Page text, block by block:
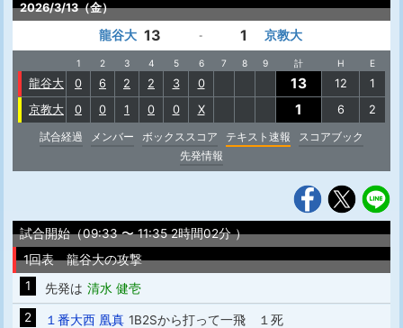
2026/3/13（金）
龍谷大 13 - 1 京教大
1 2 3 4 5 6 7 8 9 計 H E
龍谷大 0 6 2 2 3 0 13 12
1
京教大
0 0 1 0 0 X 1 6
2
試合経過
メンバー ボックススコア テキスト速報
スコアブック
先発情報
試合開始（09:33 〜 11:35 2時間02分 ）
1回表 龍谷大の攻撃
1
先発は 清水 健壱
2
１番大西 凰真 1B2Sから打って一飛 １死